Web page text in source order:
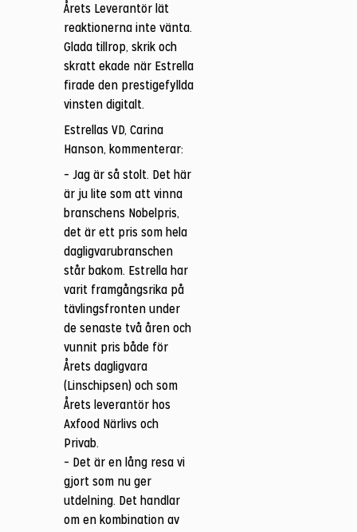
Årets Leverantör lät
reaktionerna inte vänta.
Glada tillrop, skrik och
skratt ekade när Estrella
firade den prestigefyllda
vinsten digitalt.
Estrellas VD, Carina
Hanson, kommenterar:
– Jag är så stolt. Det här
är ju lite som att vinna
branschens Nobelpris,
det är ett pris som hela
dagligvarubranschen
står bakom. Estrella har
varit framgångsrika på
tävlingsfronten under
de senaste två åren och
vunnit pris både för
Årets dagligvara
(Linschipsen) och som
Årets leverantör hos
Axfood Närlivs och
Privab.
– Det är en lång resa vi
gjort som nu ger
utdelning. Det handlar
om en kombination av